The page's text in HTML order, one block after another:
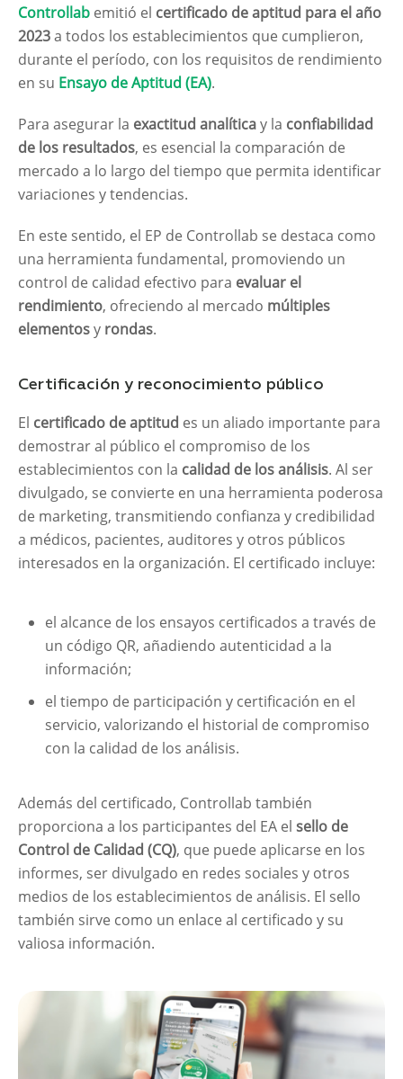
Controllab emitió el certificado de aptitud para el año
2023a todos los establecimientos que cumplieron,
durante el período, con los requisitos de rendimiento
en su Ensayo de Aptitud (EA).
Para asegurar la exactitud analíticay la confiabilidad
de los resultados, es esencial la comparación de
mercado a lo largo del tiempo que permita identificar
variaciones y tendencias.
En este sentido, el EP de Controllab se destaca como
una herramienta fundamental, promoviendo un
control de calidad efectivo para evaluar el
rendimiento, ofreciendo al mercado múltiples
elementosy rondas.
Certificación y reconocimiento público
El certificado de aptitud es un aliado importante para
demostrar al público el compromiso de los
establecimientos con la calidad de los análisis. Al ser
divulgado, se convierte en una herramienta poderosa
de marketing, transmitiendo confianza y credibilidad
a médicos, pacientes, auditores y otros públicos
interesados en la organización. El certificado incluye:
el alcance de los ensayos certificados a través de
un código QR, añadiendo autenticidad a la
información;
el tiempo de participación y certificación en el
servicio, valorizando el historial de compromiso
con la calidad de los análisis.
Además del certificado, Controllab también
proporciona a los participantes del EA el sello de
Control de Calidad (CQ), que puede aplicarse en los
informes, ser divulgado en redes sociales y otros
medios de los establecimientos de análisis. El sello
también sirve como un enlace al certificado y su
valiosa información.